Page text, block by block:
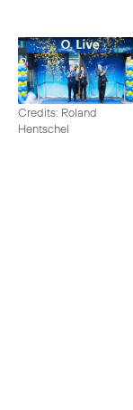
Credits: Roland
Hentschel